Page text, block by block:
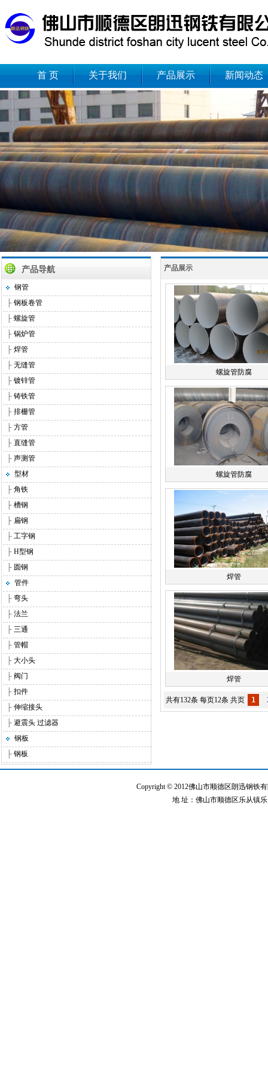
首 页 关于我们 产品展示 新闻动态
产品导航
钢管
├ 钢板卷管
├ 螺旋管
├ 锅炉管
├ 焊管
├ 无缝管
├ 镀锌管
├ 铸铁管
├ 排栅管
├ 方管
├ 直缝管
├ 声测管
型材
├ 角铁
├ 槽钢
├ 扁钢
├ 工字钢
├ H型钢
├ 圆钢
管件
├ 弯头
├ 法兰
├ 三通
├ 管帽
├ 大小头
├ 阀门
├ 扣件
├ 伸缩接头
├ 避震头 过滤器
钢板
├ 钢板
产品展示
螺旋管防腐
螺旋管防腐
焊管
焊管
共有132条 每页12条 共页 1
Copyright © 2012佛山市顺德区朗迅钢铁
地 址：佛山市顺德区乐从镇